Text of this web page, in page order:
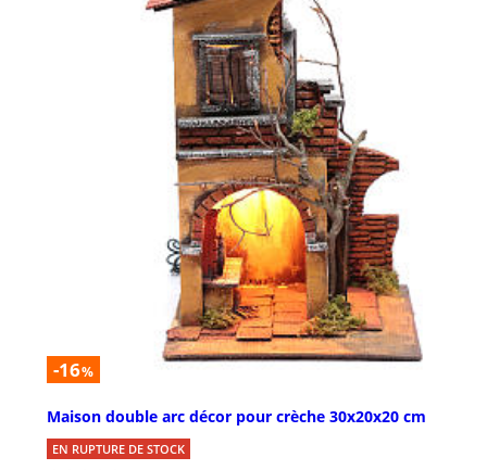
-16%
Maison double arc décor pour crèche 30x20x20 cm
EN RUPTURE DE STOCK